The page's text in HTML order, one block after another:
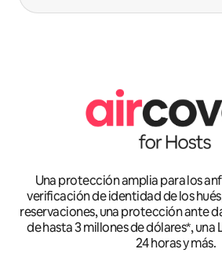
Una protección amplia para los
verificación de identidad de los
reservaciones, una protección ante
de hasta 3 millones de dólares*,
24 horas y más.